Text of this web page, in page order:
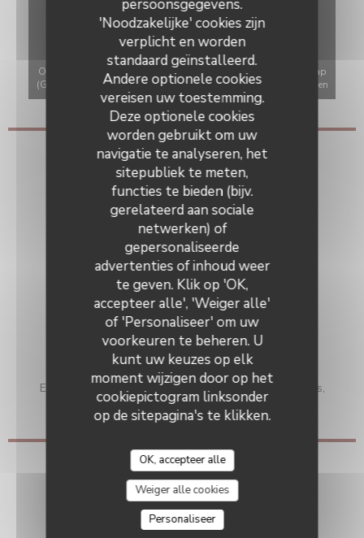
persoonsgegevens.
'Noodzakelijke' cookies zijn
verplicht en worden
standaard geïnstalleerd.
Andere optionele cookies
vereisen uw toestemming.
Deze optionele cookies
worden gebruikt om uw
navigatie te analyseren, het
sitepubliek te meten,
functies te bieden (bijv.
gerelateerd aan sociale
netwerken) of
gepersonaliseerde
advertenties of inhoud weer
te geven. Klik op 'OK,
accepteer alle', 'Weiger alle'
of 'Personaliseer' om uw
voorkeuren te beheren. U
kunt uw keuzes op elk
moment wijzigen door op het
cookiepictogram linksonder
op de sitepagina's te klikken.
OK, accepteer alle
Weiger alle cookies
Personaliseer
Om de interactieve Waze-kaart weer te geven, moet u Waze Map
(Google) cookies accepteren. Deze cookies kunnen navigatie- en
locatiegegevens verzamelen.
Toestaan
Algemene informatie
Keuken
Traditioneel Frans
Soort bedrijf
Kelder, Afhaal restaurant, Restaurant
Diensten
Meeneem maaltijden op bestelling, Wijnverkoop,
Zomerterras, haard
Betaalmethoden
overschrijving, Visa, restaurant van Titres, meester,
Eurocard / Mastercard, Contant geld, Vakantiecheques,
controles, Debetkaart
Toegang
Parkeren
privé
Bistrot de la Potinière